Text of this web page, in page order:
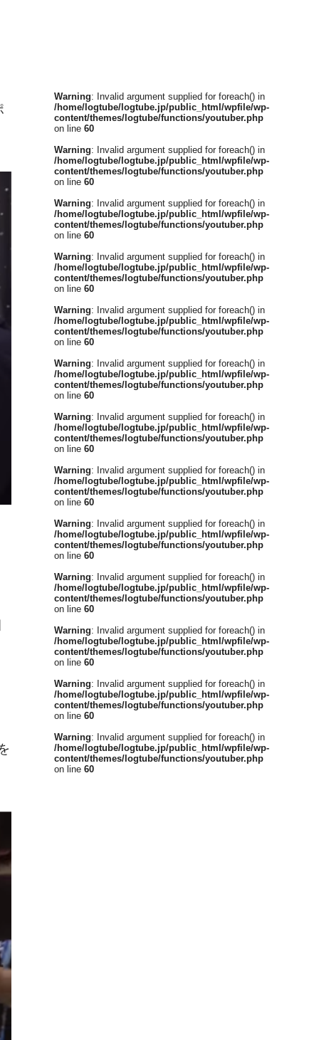
Warning: Invalid argument supplied for foreach() in
/home/logtube/logtube.jp/public_html/wpfile/wp-
content/themes/logtube/functions/youtuber.php
on line 60
Warning: Invalid argument supplied for foreach() in
/home/logtube/logtube.jp/public_html/wpfile/wp-
content/themes/logtube/functions/youtuber.php
on line 60
Warning: Invalid argument supplied for foreach() in
/home/logtube/logtube.jp/public_html/wpfile/wp-
content/themes/logtube/functions/youtuber.php
on line 60
Warning: Invalid argument supplied for foreach() in
/home/logtube/logtube.jp/public_html/wpfile/wp-
content/themes/logtube/functions/youtuber.php
on line 60
Warning: Invalid argument supplied for foreach() in
/home/logtube/logtube.jp/public_html/wpfile/wp-
content/themes/logtube/functions/youtuber.php
on line 60
Warning: Invalid argument supplied for foreach() in
/home/logtube/logtube.jp/public_html/wpfile/wp-
content/themes/logtube/functions/youtuber.php
on line 60
Warning: Invalid argument supplied for foreach() in
/home/logtube/logtube.jp/public_html/wpfile/wp-
content/themes/logtube/functions/youtuber.php
on line 60
Warning: Invalid argument supplied for foreach() in
/home/logtube/logtube.jp/public_html/wpfile/wp-
content/themes/logtube/functions/youtuber.php
on line 60
Warning: Invalid argument supplied for foreach() in
/home/logtube/logtube.jp/public_html/wpfile/wp-
content/themes/logtube/functions/youtuber.php
on line 60
Warning: Invalid argument supplied for foreach() in
/home/logtube/logtube.jp/public_html/wpfile/wp-
content/themes/logtube/functions/youtuber.php
on line 60
Warning: Invalid argument supplied for foreach() in
/home/logtube/logtube.jp/public_html/wpfile/wp-
content/themes/logtube/functions/youtuber.php
on line 60
Warning: Invalid argument supplied for foreach() in
/home/logtube/logtube.jp/public_html/wpfile/wp-
content/themes/logtube/functions/youtuber.php
on line 60
Warning: Invalid argument supplied for foreach() in
/home/logtube/logtube.jp/public_html/wpfile/wp-
content/themes/logtube/functions/youtuber.php
on line 60